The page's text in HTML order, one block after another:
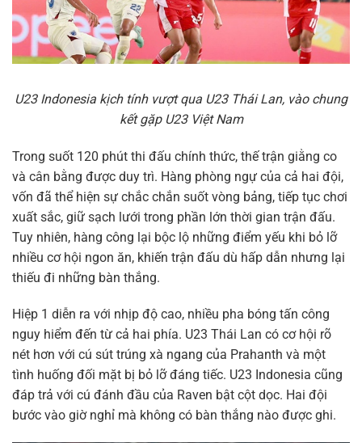
U23 Indonesia kịch tính vượt qua U23 Thái Lan, vào chung
kết gặp U23 Việt Nam
Trong suốt 120 phút thi đấu chính thức, thế trận giằng co
và cân bằng được duy trì. Hàng phòng ngự của cả hai đội,
vốn đã thể hiện sự chắc chắn suốt vòng bảng, tiếp tục chơi
xuất sắc, giữ sạch lưới trong phần lớn thời gian trận đấu.
Tuy nhiên, hàng công lại bộc lộ những điểm yếu khi bỏ lỡ
nhiều cơ hội ngon ăn, khiến trận đấu dù hấp dẫn nhưng lại
thiếu đi những bàn thắng.
Hiệp 1 diễn ra với nhịp độ cao, nhiều pha bóng tấn công
nguy hiểm đến từ cả hai phía. U23 Thái Lan có cơ hội rõ
nét hơn với cú sút trúng xà ngang của Prahanth và một
tình huống đối mặt bị bỏ lỡ đáng tiếc. U23 Indonesia cũng
đáp trả với cú đánh đầu của Raven bật cột dọc. Hai đội
bước vào giờ nghỉ mà không có bàn thắng nào được ghi.